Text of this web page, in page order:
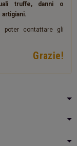
truffe, danni o
poter contattare gli
Grazie!